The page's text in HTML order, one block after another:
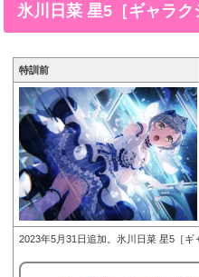
氷川日菜 星5［ギャラク
特訓前
2023年5月31日追加。氷川日菜 星5［ギ